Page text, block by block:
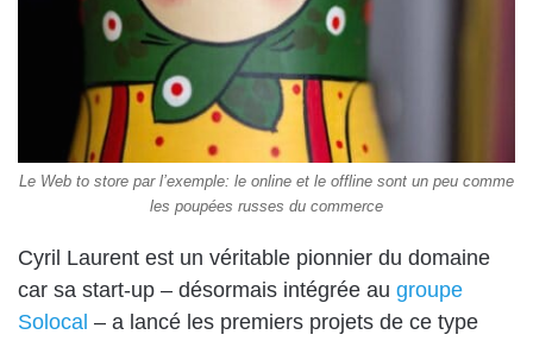
Le Web to store par l’exemple: le online et le offline sont un peu comme
les poupées russes du commerce
Cyril Laurent est un véritable pionnier du domaine
car sa start-up – désormais intégrée au groupe
Solocal – a lancé les premiers projets de ce type